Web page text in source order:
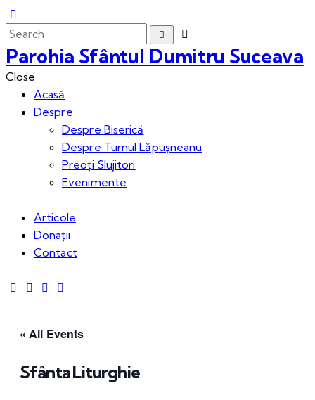
Parohia Sfântul Dumitru Suceava
Close
Acasă
Despre
Despre Biserică
Despre Turnul Lăpușneanu
Preoți Slujitori
Evenimente
Articole
Donații
Contact
« All Events
Sfânta Liturghie